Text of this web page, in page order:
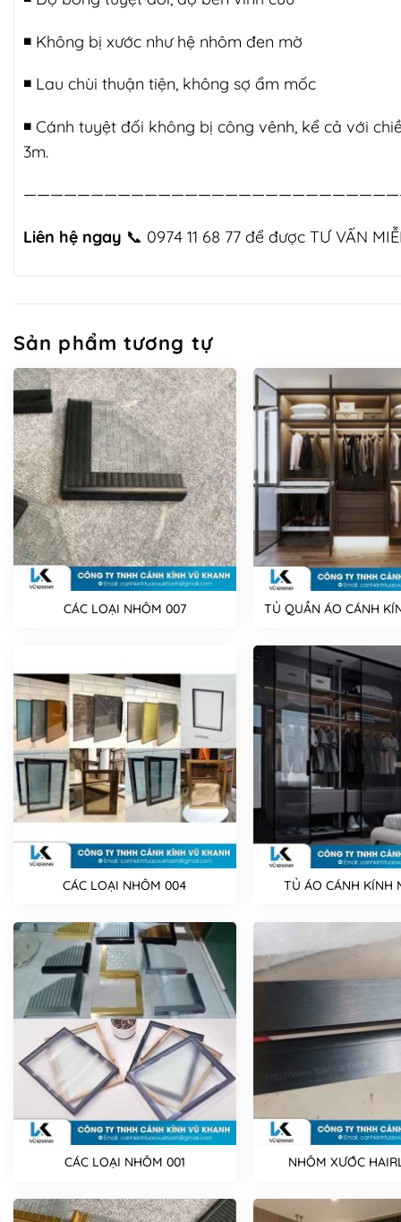
◾️ Không bị xước như hệ nhôm đen mờ
◾️ Lau chùi thuận tiện, không sợ ẩm mốc
◾️ Cánh tuyệt đối không bị công vênh, kể cả với
3m.
Liên hệ ngay 📞 0974 11 68 77 để được TƯ VẤN
Sản phẩm tương tự
CÁC LOẠI NHÔM 007 TỦ QUẦN ÁO CÁNH
CÁC LOẠI NHÔM 004 TỦ ÁO CÁNH KÍNH
CÁC LOẠI NHÔM 001 NHÔM XƯỚC